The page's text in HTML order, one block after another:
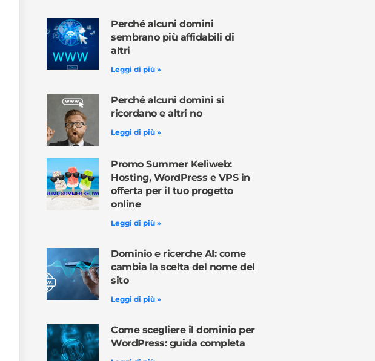
Perché alcuni domini
sembrano più affidabili di
altri
Leggi di più »
Perché alcuni domini si
ricordano e altri no
Leggi di più »
Promo Summer Keliweb:
Hosting, WordPress e VPS in
offerta per il tuo progetto
online
Leggi di più »
Dominio e ricerche AI: come
cambia la scelta del nome del
sito
Leggi di più »
Come scegliere il dominio per
WordPress: guida completa